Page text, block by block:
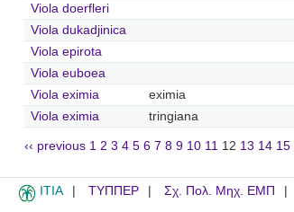
Viola doerfleri
Viola dukadjinica
Viola epirota
Viola euboea
Viola eximia
eximia
Viola eximia
tringiana
‹‹ previous 1 2 3 4 5 6 7 8 9 10 11 12 13 14 15
ITIA ΤΥΠΠΕΡ Σχ. Πολ. Μηχ. ΕΜΠ